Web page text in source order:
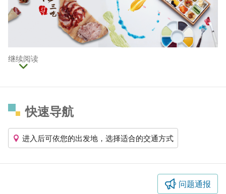
继续阅读
快速导航
进入后可依您的出发地，选择适合的交通方式
问题通报